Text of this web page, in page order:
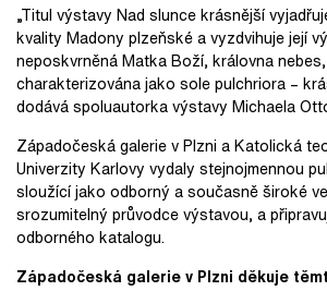
„Titul výstavy Nad slunce krásnější
kvality Madony plzeňské a vyzdvihuje její
neposkvrněná Matka Boží, královna
charakterizována jako sole pulchriora –
dodává spoluautorka výstavy Michaela
Západočeská galerie v Plzni a Katolická
Univerzity Karlovy vydaly stejnojmennou
sloužící jako odborný a současně široké
srozumitelný průvodce výstavou, a
odborného katalogu.
Západočeská galerie v Plzni děkuje